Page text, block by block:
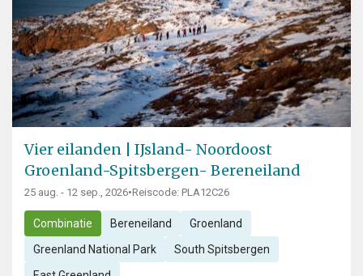
Vier eilanden | IJsland- Noordoost
Groenland-Spitsbergen- Bereneiland
25 aug. - 12 sep., 2026•Reiscode: PLA12C26
Combinatie Bereneiland Groenland
Greenland National Park South Spitsbergen